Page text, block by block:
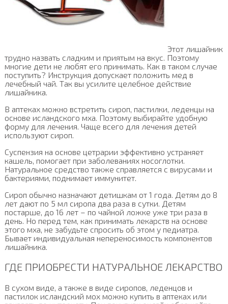
Этот лишайник
трудно назвать сладким и приятым на вкус. Поэтому
многие дети не любят его принимать. Как в таком случае
поступить? Инструкция допускает положить мед в
лечебный чай. Так вы усилите целебное действие
лишайника.
В аптеках можно встретить сироп, пастилки, леденцы на
основе исландского мха. Поэтому выбирайте удобную
форму для лечения. Чаще всего для лечения детей
используют сироп.
Суспензия на основе цетрарии эффективно устраняет
кашель, помогает при заболеваниях носоглотки.
Натуральное средство также справляется с вирусами и
бактериями, поднимает иммунитет.
Сироп обычно назначают детишкам от 1 года. Детям до 8
лет дают по 5 мл сиропа два раза в сутки. Детям
постарше, до 16 лет – по чайной ложке уже три раза в
день. Но перед тем, как принимать лекарств на основе
этого мха, не забудьте спросить об этом у педиатра.
Бывает индивидуальная непереносимость компонентов
лишайника.
ГДЕ ПРИОБРЕСТИ НАТУРАЛЬНОЕ ЛЕКАРСТВО
В сухом виде, а также в виде сиропов, леденцов и
пастилок исландский мох можно купить в аптеках или